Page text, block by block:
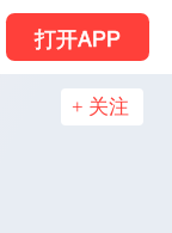
打开APP
+ 关注